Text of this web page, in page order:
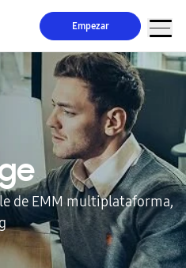
Empezar
de EMM multiplataforma,